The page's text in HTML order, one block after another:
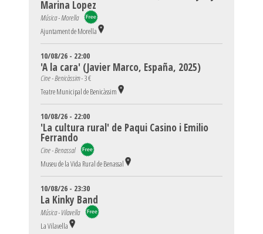
Marina Lopez
Música - Morella
Ajuntament de Morella
10/08/26 - 22:00
'A la cara' (Javier Marco, España, 2025)
Cine - Benicàssim -3 €
Teatre Municipal de Benicàssim
10/08/26 - 22:00
'La cultura rural' de Paqui Casino i Emilio
Ferrando
Cine - Benassal
Museu de la Vida Rural de Benassal
10/08/26 - 23:30
La Kinky Band
Música - Vilavella
La Vilavella